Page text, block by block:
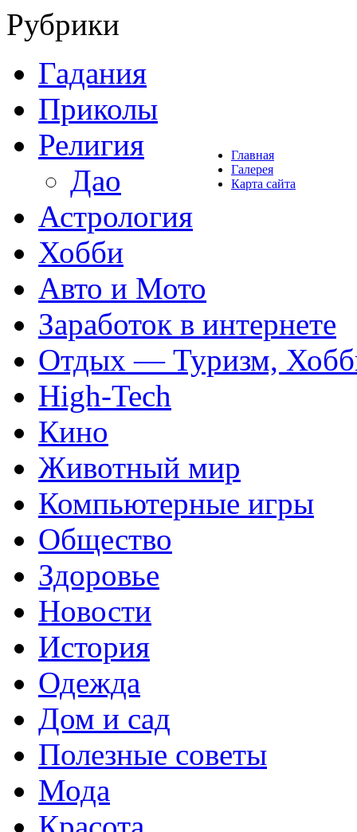
Главная
Галерея
Карта сайта
Рубрики
Гадания
Приколы
Религия
Дао
Астрология
Хобби
Авто и Мото
Заработок в интернете
Отдых — Туризм,
High-Tech
Кино
Животный мир
Компьютерные игры
Общество
Здоровье
Новости
История
Одежда
Дом и сад
Полезные советы
Мода